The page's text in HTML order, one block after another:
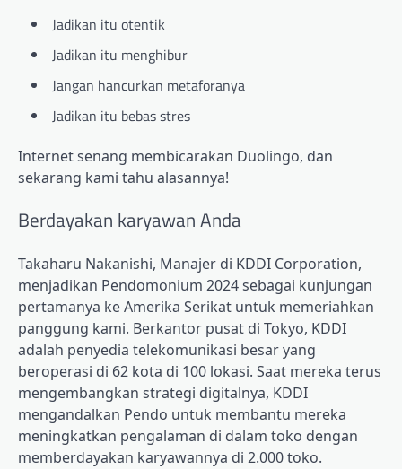
Jadikan itu otentik
Jadikan itu menghibur
Jangan hancurkan metaforanya
Jadikan itu bebas stres
Internet senang membicarakan Duolingo, dan
sekarang kami tahu alasannya!
Berdayakan karyawan Anda
Takaharu Nakanishi, Manajer di KDDI Corporation,
menjadikan Pendomonium 2024 sebagai kunjungan
pertamanya ke Amerika Serikat untuk memeriahkan
panggung kami. Berkantor pusat di Tokyo, KDDI
adalah penyedia telekomunikasi besar yang
beroperasi di 62 kota di 100 lokasi. Saat mereka terus
mengembangkan strategi digitalnya, KDDI
mengandalkan Pendo untuk membantu mereka
meningkatkan pengalaman di dalam toko dengan
memberdayakan karyawannya di 2.000 toko.